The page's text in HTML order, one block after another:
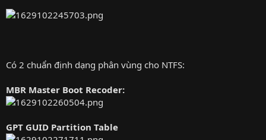
Có 2 chuẩn định dạng phân vùng cho NTFS:
MBR Master Boot Recoder:
GPT GUID Partition Table